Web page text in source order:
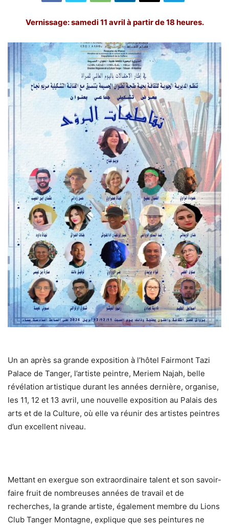
Vernissage: samedi 11 avril à partir de 18 heures.
Un an après sa grande exposition à l’hôtel Fairmont Tazi
Palace de Tanger, l’artiste peintre, Meriem Najah, belle
révélation artistique durant les années dernière, organise,
les 11, 12 et 13 avril, une nouvelle exposition au Palais des
arts et de la Culture, où elle va réunir des artistes peintres
d’un excellent niveau.
Mettant en exergue son extraordinaire talent et son savoir-
faire fruit de nombreuses années de travail et de
recherches, la grande artiste, également membre du Lions
Club Tanger Montagne, explique que ses peintures ne